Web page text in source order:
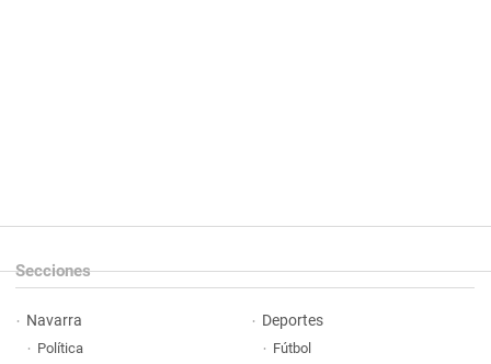
Secciones
Navarra
Política
Deportes
Fútbol